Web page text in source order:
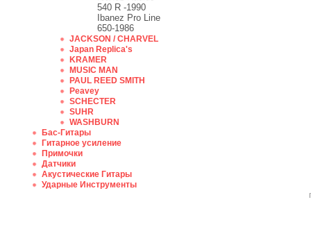
540 R -1990
Ibanez Pro Line
650-1986
JACKSON / CHARVEL
Japan Replica's
KRAMER
MUSIC MAN
PAUL REED SMITH
Peavey
SCHECTER
SUHR
WASHBURN
Бас-Гитары
Гитарное усиление
Примочки
Датчики
Акустические Гитары
Ударные Инструменты